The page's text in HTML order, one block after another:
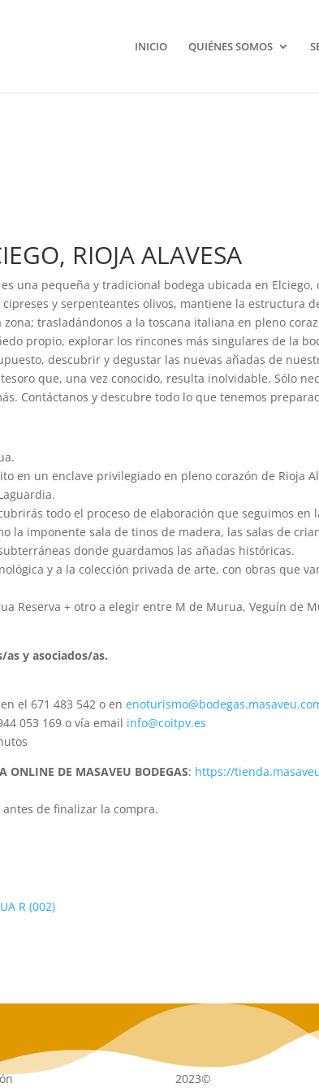
INICIO QUIÉNES SOMOS
RIOJA ALAVESA
una pequeña y tradicional bodega ubicada en Elciego,
y serpenteantes olivos, mantiene la estructura
trasladándonos a la toscana italiana en pleno
propio, explorar los rincones más singulares de la
descubrir y degustar las nuevas añadas de
que, una vez conocido, resulta inolvidable. Sólo
Contáctanos y descubre todo lo que tenemos
en un enclave privilegiado en pleno corazón de Rioja
todo el proceso de elaboración que seguimos en
la imponente sala de tinos de madera, las salas de
donde guardamos las añadas históricas.
y a la colección privada de arte, con obras que
Reserva + otro a elegir entre M de Murua, Veguín de
as y asociados/as.
el 671 483 542 o en
053 169 o vía email info@coitpv.es
ONLINE DE MASAVEU BODEGAS: https://
antes de finalizar la compra.
2023©